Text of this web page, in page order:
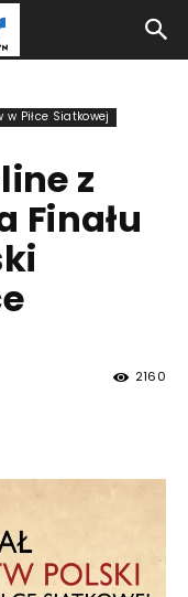
w Piłce Siatkowej
z
Finału
2160